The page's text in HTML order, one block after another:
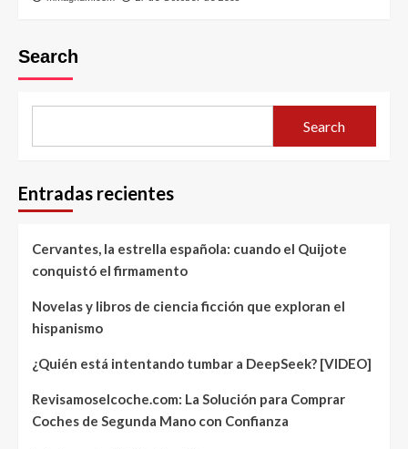
Search
Search
Entradas recientes
Cervantes, la estrella española: cuando el Quijote
conquistó el firmamento
Novelas y libros de ciencia ficción que exploran el
hispanismo
¿Quién está intentando tumbar a DeepSeek? [VIDEO]
Revisamoselcoche.com: La Solución para Comprar
Coches de Segunda Mano con Confianza